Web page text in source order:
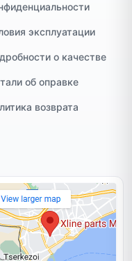
эксплуатации
о качестве
об оправке
возврата